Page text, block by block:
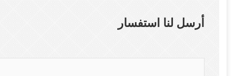
أرسل لنا استفسار